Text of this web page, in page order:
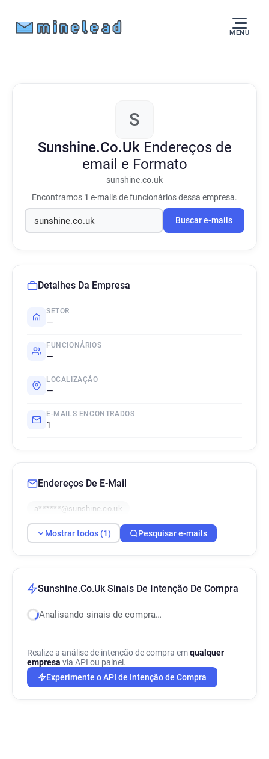
MENU
S
Sunshine.Co.Uk Endereços de
email e Formato
sunshine.co.uk
Encontramos 1 e-mails de funcionários dessa empresa.
Buscar e-mails
Detalhes Da Empresa
SETOR
—
FUNCIONÁRIOS
—
LOCALIZAÇÃO
—
E-MAILS ENCONTRADOS
1
Endereços De E-Mail
a******@sunshine.co.uk
Mostrar todos (1) Pesquisar e-mails
Sunshine.Co.Uk Sinais De Intenção De Compra
Analisando sinais de compra…
Realize a análise de intenção de compra emqualquer
empresa via API ou painel.
Experimente o API de Intenção de Compra